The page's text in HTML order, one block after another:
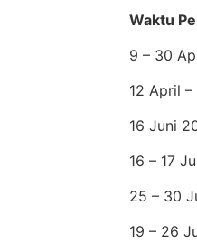
Waktu
9 – 30
12 April
16 Juni
16 – 17
25 – 30
19 – 26